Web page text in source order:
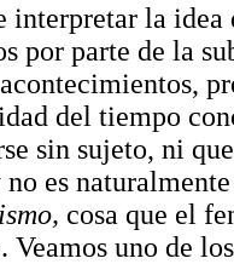
interpretar la
por parte de la
del tiempo
sin sujeto, ni
es
cosa que el
uno de